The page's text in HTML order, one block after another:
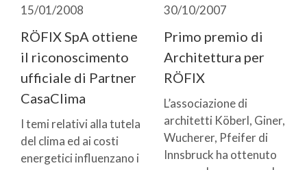
15/01/2008
RÖFIX SpA ottiene
il riconoscimento
ufficiale di Partner
CasaClima
I temi relativi alla tutela
del clima ed ai costi
energetici influenzano i
30/10/2007
Primo premio di
Architettura per
RÖFIX
L’associazione di
architetti Köberl, Giner,
Wucherer, Pfeifer di
Innsbruck ha ottenuto